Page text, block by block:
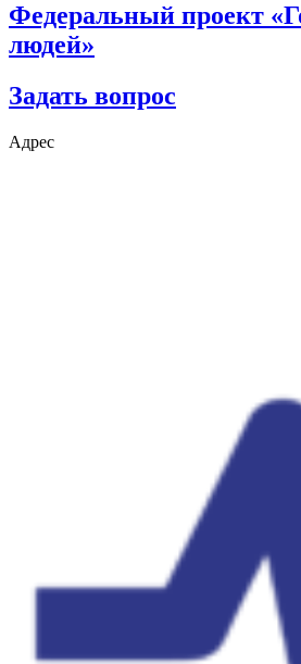
Федеральный проект
людей»
Задать вопрос
Адрес